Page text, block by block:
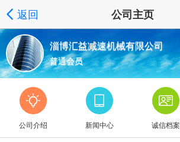
返回 公司主页
淄博汇益减速机械有限公司
普通会员
公司介绍 新闻中心 诚信档案